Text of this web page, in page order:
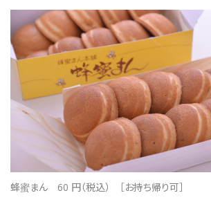
蜂蜜まん 60 円（税込） ［お持ち帰り可］